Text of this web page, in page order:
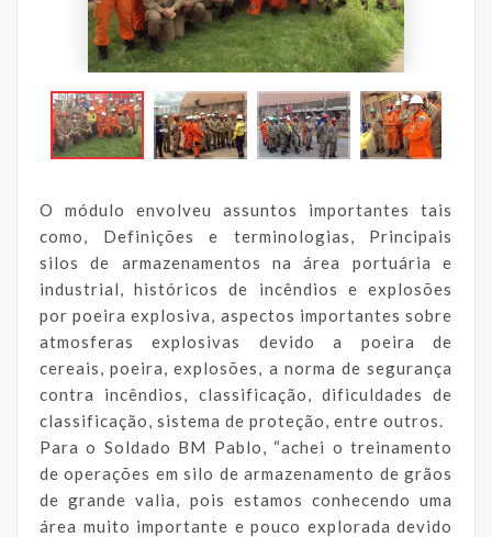
O módulo envolveu assuntos importantes tais
como, Definições e terminologias, Principais
silos de armazenamentos na área portuária e
industrial, históricos de incêndios e explosões
por poeira explosiva, aspectos importantes sobre
atmosferas explosivas devido a poeira de
cereais, poeira, explosões, a norma de segurança
contra incêndios, classificação, dificuldades de
classificação, sistema de proteção, entre outros.
Para o Soldado BM Pablo, “achei o treinamento
de operações em silo de armazenamento de grãos
de grande valia, pois estamos conhecendo uma
área muito importante e pouco explorada devido